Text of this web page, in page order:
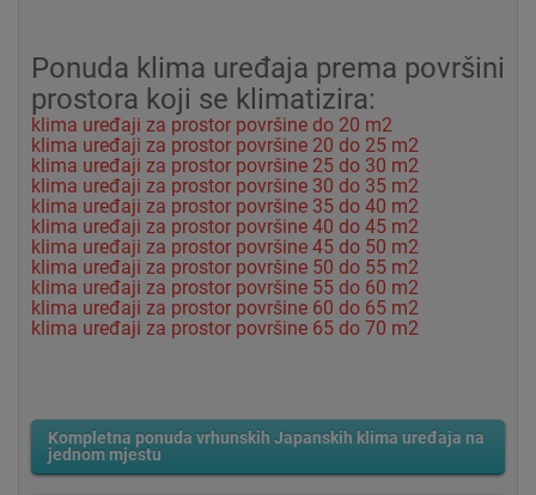
Ponuda klima uređaja prema površini
prostora koji se klimatizira:
klima uređaji za prostor površine do 20 m2
klima uređaji za prostor površine 20 do 25 m2
klima uređaji za prostor površine 25 do 30 m2
klima uređaji za prostor površine 30 do 35 m2
klima uređaji za prostor površine 35 do 40 m2
klima uređaji za prostor površine 40 do 45 m2
klima uređaji za prostor površine 45 do 50 m2
klima uređaji za prostor površine 50 do 55 m2
klima uređaji za prostor površine 55 do 60 m2
klima uređaji za prostor površine 60 do 65 m2
klima uređaji za prostor površine 65 do 70 m2
Kompletna ponuda vrhunskih Japanskih klima uređaja na
jednom mjestu